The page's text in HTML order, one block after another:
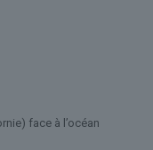
face à l’océan